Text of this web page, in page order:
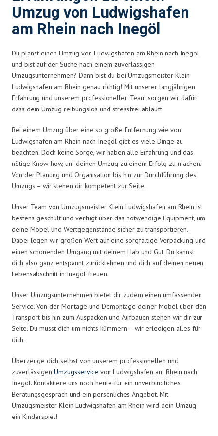
Umzug von Ludwigshafen
am Rhein nach Inegöl
Du planst einen Umzug von Ludwigshafen am Rhein nach Inegöl
und bist auf der Suche nach einem zuverlässigen
Umzugsunternehmen? Dann bist du bei Umzugsmeister Klein
Ludwigshafen am Rhein genau richtig! Mit unserer langjährigen
Erfahrung und unserem professionellen Team sorgen wir dafür,
dass dein Umzug reibungslos und stressfrei abläuft.
Bei einem Umzug über eine so große Entfernung wie von
Ludwigshafen am Rhein nach Inegöl gibt es viele Dinge zu
beachten. Doch keine Sorge, wir haben alle Erfahrung und das
nötige Know-how, um deinen Umzug zu einem Erfolg zu machen.
Von der Planung und Organisation bis hin zur Durchführung des
Umzugs – wir stehen dir kompetent zur Seite.
Unser Team von Umzugsmeister Klein Ludwigshafen am Rhein ist
bestens geschult und verfügt über das notwendige Equipment, um
deine Möbel und Wertgegenstände sicher zu transportieren.
Dabei legen wir großen Wert auf eine sorgfältige Verpackung und
einen schonenden Umgang mit deinem Hab und Gut. Du kannst
dich also ganz entspannt zurücklehnen und dich auf deinen neuen
Lebensabschnitt in Inegöl freuen.
Unser Umzugsunternehmen bietet dir zudem einen umfassenden
Service. Von der Montage und Demontage deiner Möbel über den
Transport bis hin zum Auspacken und Aufbauen stehen wir dir zur
Seite. Du musst dich um nichts kümmern – wir erledigen alles für
dich.
Überzeuge dich selbst von unserem professionellen und
zuverlässigen Umzugsservice von Ludwigshafen am Rhein nach
Inegöl. Kontaktiere uns noch heute für ein unverbindliches
Beratungsgespräch und ein persönliches Angebot. Mit
Umzugsmeister Klein Ludwigshafen am Rhein wird dein Umzug
ein Kinderspiel!